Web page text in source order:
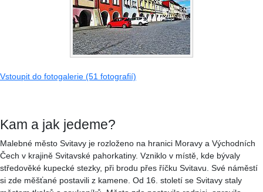
Vstoupit do fotogalerie (51 fotografií)
Kam a jak jedeme?
Malebné město Svitavy je rozloženo na hranici Moravy a Východních
Čech v krajině Svitavské pahorkatiny. Vzniklo v místě, kde bývaly
středověké kupecké stezky, při brodu přes říčku Svitavu. Své náměstí
si zde měšťané postavili z kamene. Od 16. století se Svitavy staly